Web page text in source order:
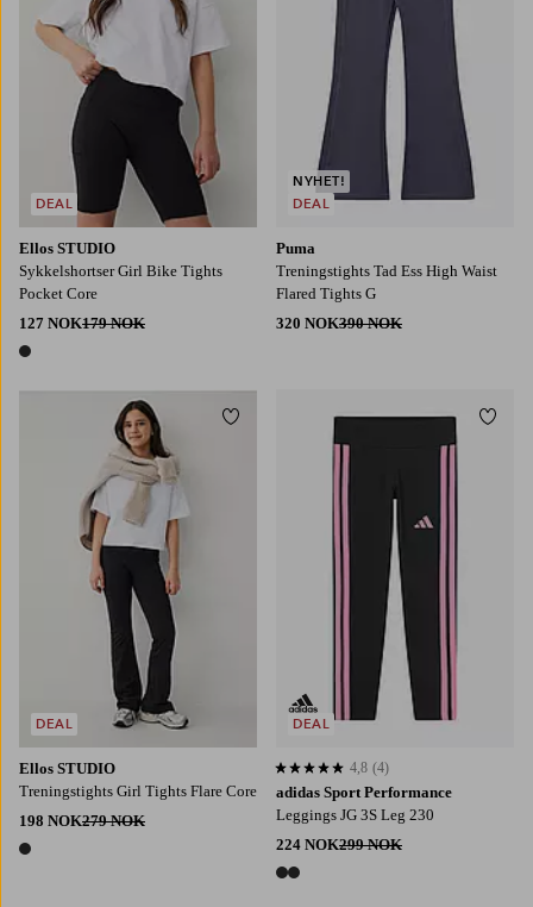
Ellos STUDIO
Sykkelshortser Girl Bike Tights
Pocket Core
127 NOK179 NOK
1 farge
DEAL
Puma
Treningstights Tad Ess High Waist
Flared Tights G
320 NOK390 NOK
NYHET!
DEAL
Ellos STUDIO
Treningstights Girl Tights Flare Core
198 NOK279 NOK
1 farge
DEAL
Legg til favoritter
adidas Sport Performance
Leggings JG 3S Leg 230
224 NOK299 NOK
2 farger
4,8 basert på 4 karaktergivninger
4,8 (4)
DEAL
164